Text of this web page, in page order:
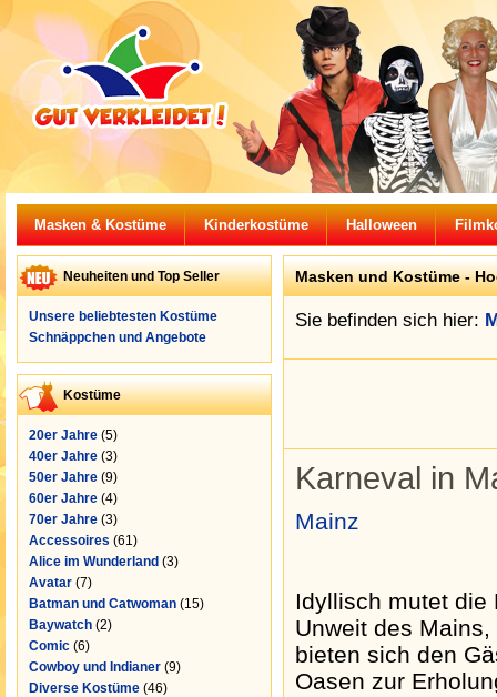
Masken & Kostüme Kinderkostüme Halloween
Neuheiten und Top Seller
Unsere beliebtesten Kostüme
Schnäppchen und Angebote
Kostüme
20er Jahre (5)
40er Jahre (3)
50er Jahre (9)
60er Jahre (4)
70er Jahre (3)
Accessoires (61)
Alice im Wunderland (3)
Avatar (7)
Batman und Catwoman (15)
Baywatch (2)
Comic (6)
Cowboy und Indianer (9)
Diverse Kostüme (46)
Masken und Kostüme -
Sie befinden sich hier:
Karneval in
Mainz
Idyllisch mutet
Unweit des
bieten sich den
Oasen zur